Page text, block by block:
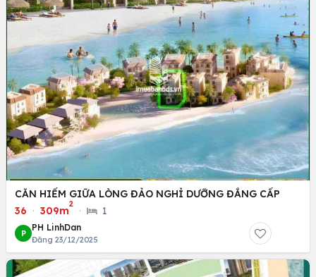
CĂN HIẾM GIỮA LÒNG ĐẢO NGHỈ DƯỠNG ĐẲNG CẤP
36 · 309m
2
· 1
P
PH LinhDan
Đăng 23/12/2025